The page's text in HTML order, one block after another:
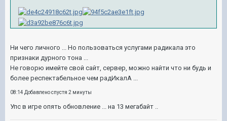
Ни чего личного ... Но пользоваться услугами радикала это
признаки дурного тона ...
Не говорю имейте свой сайт, сервер, можно найти что ни будь и
более респектабельное чем радИкалА ...
08:14 Добавлено спустя 2 минуты
Упс в игре опять обновление ... на 13 мегабайт ..